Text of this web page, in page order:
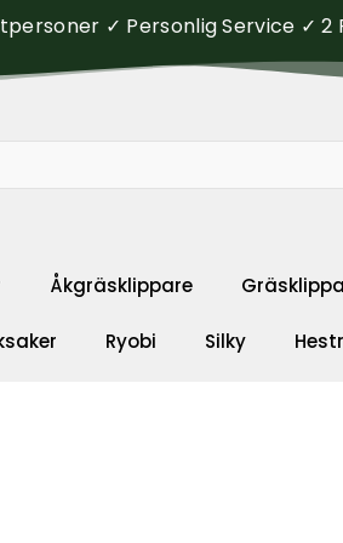
✓ Personlig Service ✓ 2
Åkgräsklippare
Ryobi Silky